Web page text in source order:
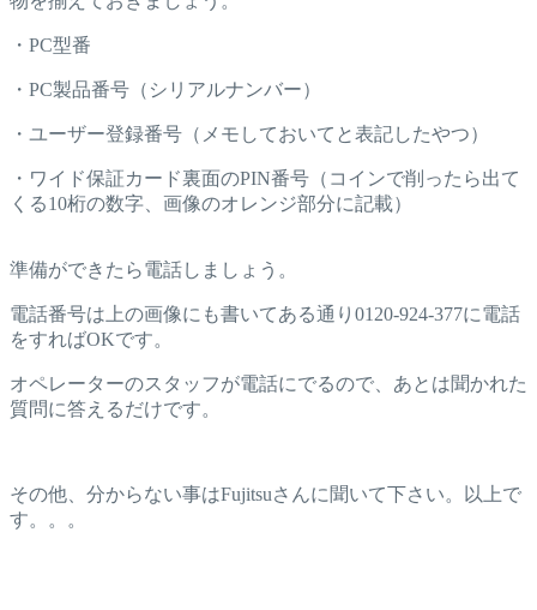
・PC型番
・PC製品番号（シリアルナンバー）
・ユーザー登録番号（メモしておいてと表記したやつ）
・ワイド保証カード裏面のPIN番号（コインで削ったら出て
くる10桁の数字、画像のオレンジ部分に記載）
準備ができたら電話しましょう。
電話番号は上の画像にも書いてある通り0120-924-377に電話
をすればOKです。
オペレーターのスタッフが電話にでるので、あとは聞かれた
質問に答えるだけです。
その他、分からない事はFujitsuさんに聞いて下さい。以上で
す。。。